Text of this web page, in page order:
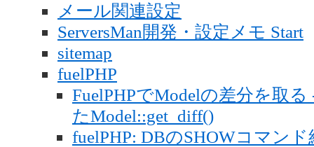
メール関連設定
ServersMan開発・設定メモ Start
sitemap
fuelPHP
FuelPHPでModelの差分を取
たModel::get_diff()
fuelPHP: DBのSHOWコマン